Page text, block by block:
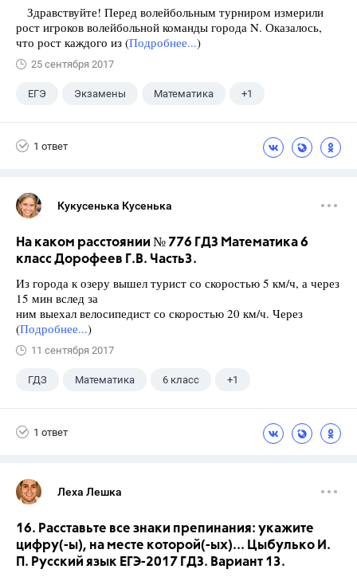
Здравствуйте! Перед волейбольным турниром измерили
рост игроков волейбольной команды города N. Оказалось,
что рост каждого из (Подробнее...)
25 сентября 2017
ЕГЭ Экзамены Математика +1
1 ответ
Кукусенька Кусенька
На каком расстоянии № 776 ГДЗ Математика 6
класс Дорофеев Г.В. Часть3.
Из города к озеру вышел турист со скоростью 5 км/ч, а через
15 мин вслед за
ним выехал велосипедист со скоростью 20 км/ч. Через
(Подробнее...)
11 сентября 2017
ГДЗ Математика 6 класс +1
1 ответ
Леха Лешка
16. Расставьте все знаки препинания: укажите
цифру(-ы), на месте которой(-ых)... Цыбулько И.
П. Русский язык ЕГЭ-2017 ГДЗ. Вариант 13.